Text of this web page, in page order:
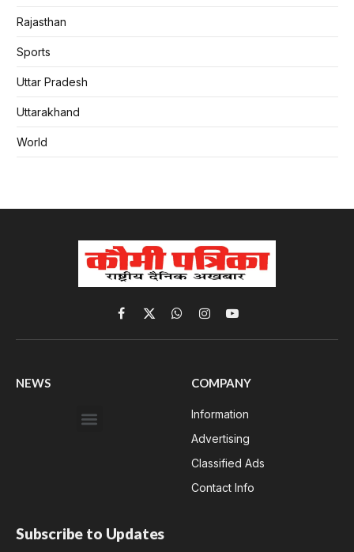
Rajasthan
Sports
Uttar Pradesh
Uttarakhand
World
Facebook
X
(Twitter)
WhatsApp
InstagramYouTube
NEWS COMPANY
Information
Advertising
Classified Ads
Contact Info
Subscribe to Updates